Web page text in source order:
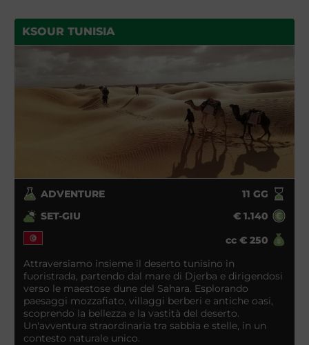
sabbia. Cammineremo sulla cresta delle dune e
Visiteremo ksour abbandonati, faremo il bagno
fuoco, raccoglieremo la legna per la sera. Servirà solo
la tenda, il sacco a pelo e tanta voglia di vivere una
dimensione diversa: quella del deserto!
KSOUR TUNISIA
ADVENTURE 11 GG
SET-GIU
€ 1.140
cc € 250
Attraversiamo insieme il deserto tunisino in
fuoristrada, partendo dal mare di Djerba e dirigendosi
verso le maestose dune del Sahara. Esplorando
paesaggi mozzafiato, villaggi berberi e antiche oasi,
scoprendo la bellezza e la vastità del deserto.
Un'avventura straordinaria tra sabbia e stelle, in un
contesto naturale unico.